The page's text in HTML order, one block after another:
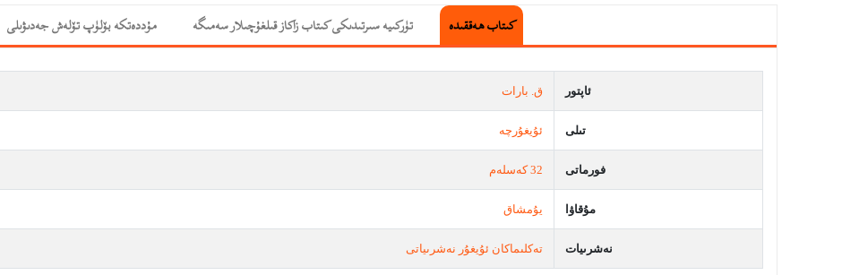
كىتاب ھەققىدە تۈركىيە سىرتىدىكى كىتاب زاكاز قىلغۇچىلار سەمىگە مۇددەتكە بۆلۈپ تۆلەش جەدىۋىلى
ئاپتور ق. بارات
تىلى ئۇيغۇرچە
فورماتى 32 كەسلەم
مۇقاۋا يۇمشاق
نەشرىيات تەكلىماكان ئۇيغۇر نەشرىياتى